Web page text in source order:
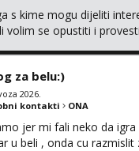
s kime mogu dijeliti
volim se opustiti i
za belu:)
2026.
kontakti ONA
jer mi fali neko da
u beli , onda cu